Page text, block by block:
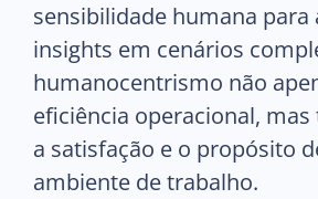
sensibilidade humana para
insights em cenários
humanocentrismo não
eficiência operacional,
a satisfação e o propósito
ambiente de trabalho.